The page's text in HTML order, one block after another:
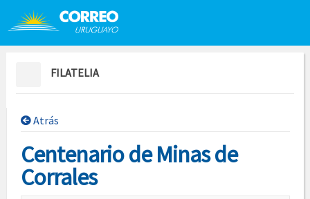
Saltar al contenido
FILATELIA
Atrás
Centenario de Minas de
Corrales